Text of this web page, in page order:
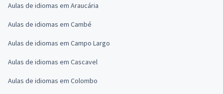
Aulas de idiomas em Araucária
Aulas de idiomas em Cambé
Aulas de idiomas em Campo Largo
Aulas de idiomas em Cascavel
Aulas de idiomas em Colombo